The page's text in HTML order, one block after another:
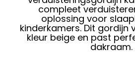
compleet
oplossing voor
kinderkamers. Dit gordijn
kleur beige en past
dakraam.